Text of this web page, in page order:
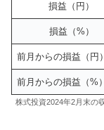
損益（円）
損益（%）
前月からの損益（円
前月からの損益（%
株式投資2024年2月末の